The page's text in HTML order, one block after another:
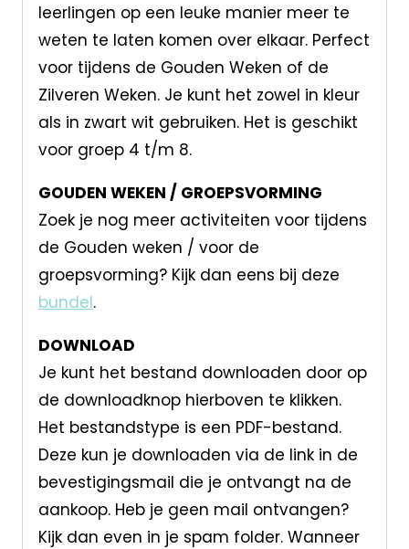
leerlingen op een leuke manier meer te
weten te laten komen over elkaar. Perfect
voor tijdens de Gouden Weken of de
Zilveren Weken. Je kunt het zowel in kleur
als in zwart wit gebruiken. Het is geschikt
voor groep 4 t/m 8.
GOUDEN WEKEN / GROEPSVORMING
Zoek je nog meer activiteiten voor tijdens
de Gouden weken / voor de
groepsvorming? Kijk dan eens bij deze
bundel.
DOWNLOAD
Je kunt het bestand downloaden door op
de downloadknop hierboven te klikken.
Het bestandstype is een PDF-bestand.
Deze kun je downloaden via de link in de
bevestigingsmail die je ontvangt na de
aankoop. Heb je geen mail ontvangen?
Kijk dan even in je spam folder. Wanneer